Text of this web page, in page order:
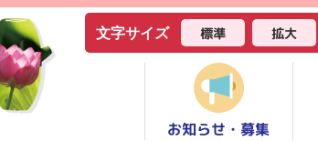
文字サイズ 標準 拡大
お知らせ・募集